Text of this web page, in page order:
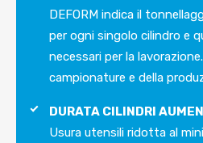
DEFORM indica il
per ogni singolo cilindro e
necessari per la
campionature e della
DURATA CILINDRI
Usura utensili ridotta al